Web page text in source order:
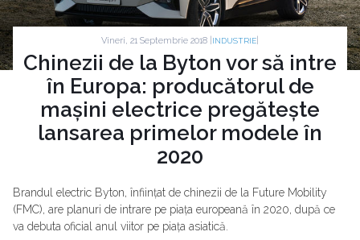
Vineri, 21 Septembrie 2018 | INDUSTRIE
Chinezii de la Byton vor să intre
în Europa: producătorul de
mașini electrice pregătește
lansarea primelor modele în
2020
Brandul electric Byton, înființat de chinezii de la Future Mobility
(FMC), are planuri de intrare pe piața europeană în 2020, după ce
va debuta oficial anul viitor pe piața asiatică.